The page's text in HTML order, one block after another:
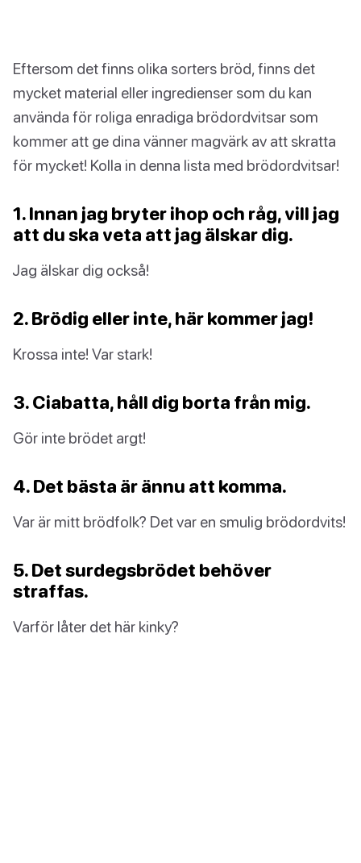
Eftersom det finns olika sorters bröd, finns det
mycket material eller ingredienser som du kan
använda för roliga enradiga brödordvitsar som
kommer att ge dina vänner magvärk av att skratta
för mycket! Kolla in denna lista med brödordvitsar!
1. Innan jag bryter ihop och råg, vill jag
att du ska veta att jag älskar dig.
Jag älskar dig också!
2. Brödig eller inte, här kommer jag!
Krossa inte! Var stark!
3. Ciabatta, håll dig borta från mig.
Gör inte brödet argt!
4. Det bästa är ännu att komma.
Var är mitt brödfolk? Det var en smulig brödordvits!
5. Det surdegsbrödet behöver
straffas.
Varför låter det här kinky?